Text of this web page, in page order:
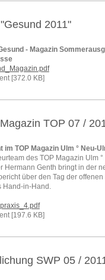
2011"
- Magazin
[372.0 KB]
TOP 07 /
im TOP Magazin Ulm ° Neu-
des TOP Magazin Ulm
Hermann Genth bringt in der
über den Tag der offenen
Hand-in-Hand.
[197.6 KB]
SWP 05 /